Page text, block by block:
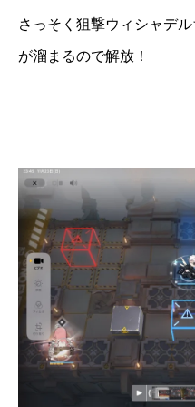
さっそく狙撃ウィシャデ
が溜まるので解放！